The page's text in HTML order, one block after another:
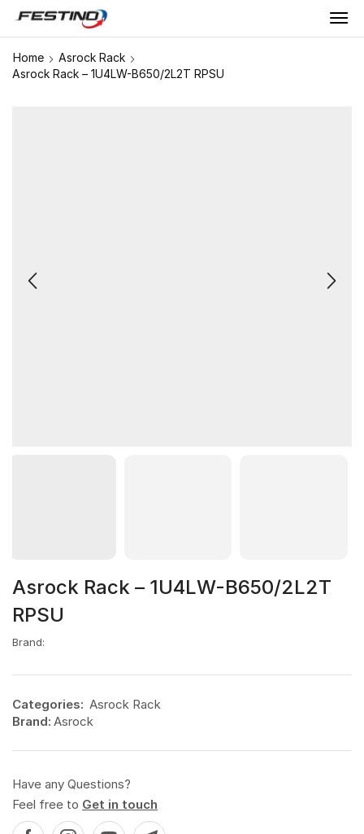
Home
Asrock Rack
Asrock Rack – 1U4LW-B650/2L2T RPSU
Asrock Rack – 1U4LW-B650/2L2T
RPSU
Brand:
Categories: Asrock Rack
Brand: Asrock
Have any Questions?
Feel free to Get in touch